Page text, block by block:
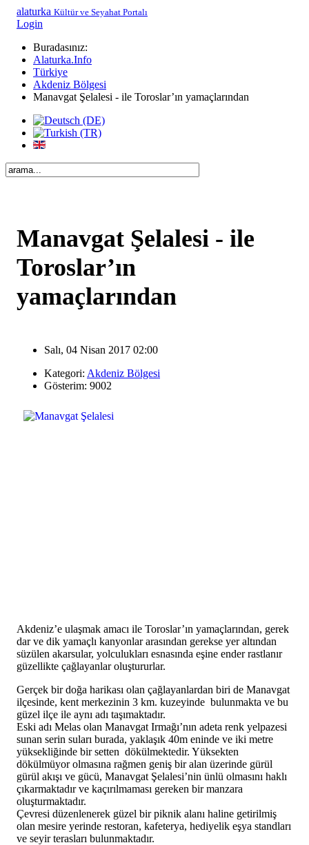
alaturka Kültür ve Seyahat Portalı
Login
Buradasınız:
Alaturka.Info
Türkiye
Akdeniz Bölgesi
Manavgat Şelalesi - ile Toroslar’ın yamaçlarından
Manavgat Şelalesi - ile
Toroslar’ın
yamaçlarından
Salı, 04 Nisan 2017 02:00
Kategori: Akdeniz Bölgesi
Gösterim: 9002
Akdeniz’e ulaşmak amacı ile Toroslar’ın yamaçlarından, gerek
dar ve dik yamaçlı kanyonlar arasından gerekse yer altından
süzülen akarsular, yolculukları esnasında eşine ender rastlanır
güzellikte çağlayanlar oluştururlar.
Gerçek bir doğa harikası olan çağlayanlardan biri de Manavgat
ilçesinde, kent merkezinin 3 km. kuzeyinde bulunmakta ve bu
güzel ilçe ile aynı adı taşımaktadır.
Eski adı Melas olan Manavgat Irmağı’nın adeta renk yelpazesi
sunan serin suları burada, yaklaşık 40m eninde ve iki metre
yüksekliğinde bir setten dökülmektedir. Yüksekten
dökülmüyor olmasına rağmen geniş bir alan üzerinde gürül
gürül akışı ve gücü, Manavgat Şelalesi’nin ünlü olmasını haklı
çıkarmaktadır ve kaçırılmaması gereken bir manzara
oluşturmaktadır.
Çevresi düzenlenerek güzel bir piknik alanı haline getirilmiş
olan mesire yerinde restoran, kafeterya, hediyelik eşya standları
ve seyir terasları bulunmaktadır.